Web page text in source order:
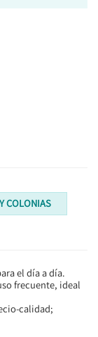
COLONIAS
el día a día.
frecuente, ideal
calidad;